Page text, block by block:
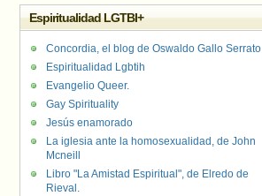
Espiritualidad LGTBI+
Concordia, el blog de Oswaldo Gallo Serrato
Espiritualidad Lgbtih
Evangelio Queer.
Gay Spirituality
Jesús enamorado
La iglesia ante la homosexualidad, de John
Mcneill
Libro "La Amistad Espiritual", de Elredo de
Rieval.